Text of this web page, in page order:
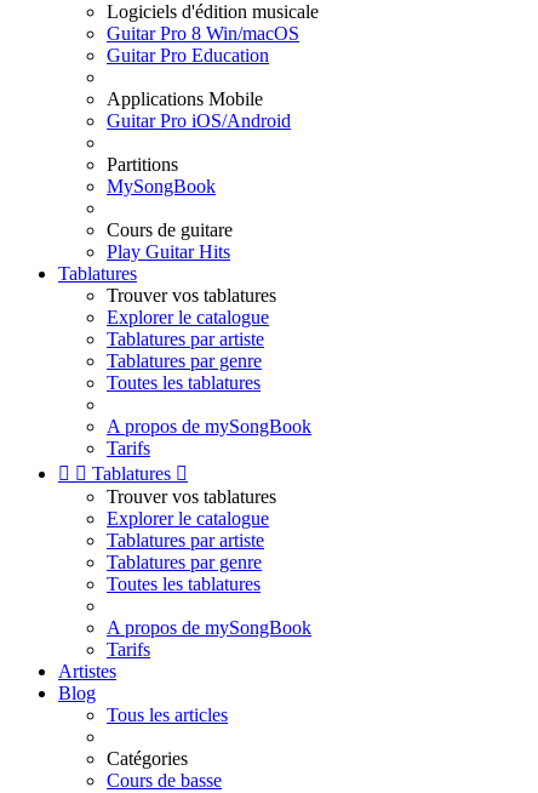
Logiciels d'édition musicale
Guitar Pro 8 Win/macOS
Guitar Pro Education
Applications Mobile
Guitar Pro iOS/Android
Partitions
MySongBook
Cours de guitare
Play Guitar Hits
Tablatures
Trouver vos tablatures
Explorer le catalogue
Tablatures par artiste
Tablatures par genre
Toutes les tablatures
A propos de mySongBook
Tarifs
  Tablatures 
Trouver vos tablatures
Explorer le catalogue
Tablatures par artiste
Tablatures par genre
Toutes les tablatures
A propos de mySongBook
Tarifs
Artistes
Blog
Tous les articles
Catégories
Cours de basse